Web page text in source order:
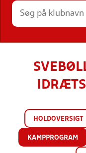
HOLDOVERSIGT
KAMPPROGRAM